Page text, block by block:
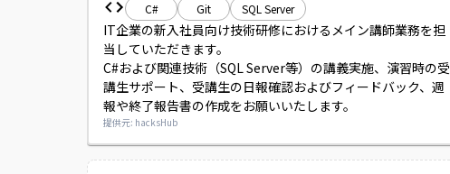
C# Git SQL Server
IT企業の新入社員向け技術研修におけるメイン講師業務を担
当していただきます。
C#および関連技術（SQL Server等）の講義実施、演習時の受
講生サポート、受講生の日報確認およびフィードバック、週
報や終了報告書の作成をお願いいたします。
提供元: hacksHub